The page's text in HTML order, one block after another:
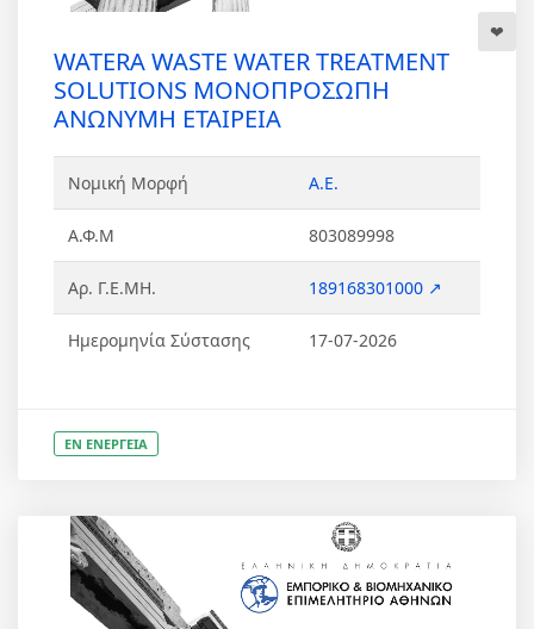
WATERA WASTE WATER TREATMENT
SOLUTIONS ΜΟΝΟΠΡΟΣΩΠΗ
ΑΝΩΝΥΜΗ ΕΤΑΙΡΕΙΑ
Νομική Μορφή Α.Ε.
Α.Φ.Μ 803089998
Αρ. Γ.Ε.ΜΗ. 189168301000 ↗
Ημερομηνία Σύστασης 17-07-2026
ΕΝ ΕΝΕΡΓΕΙΑ